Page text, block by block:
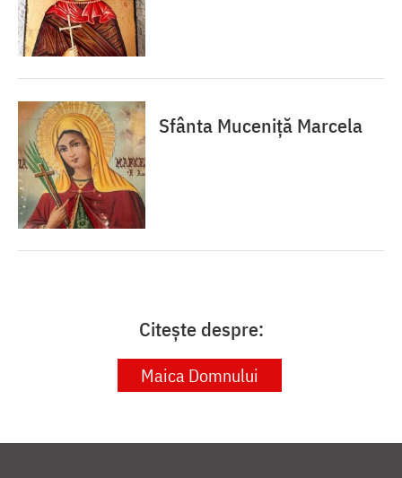
Sfânta Muceniță Marcela
Citește despre:
Maica Domnului